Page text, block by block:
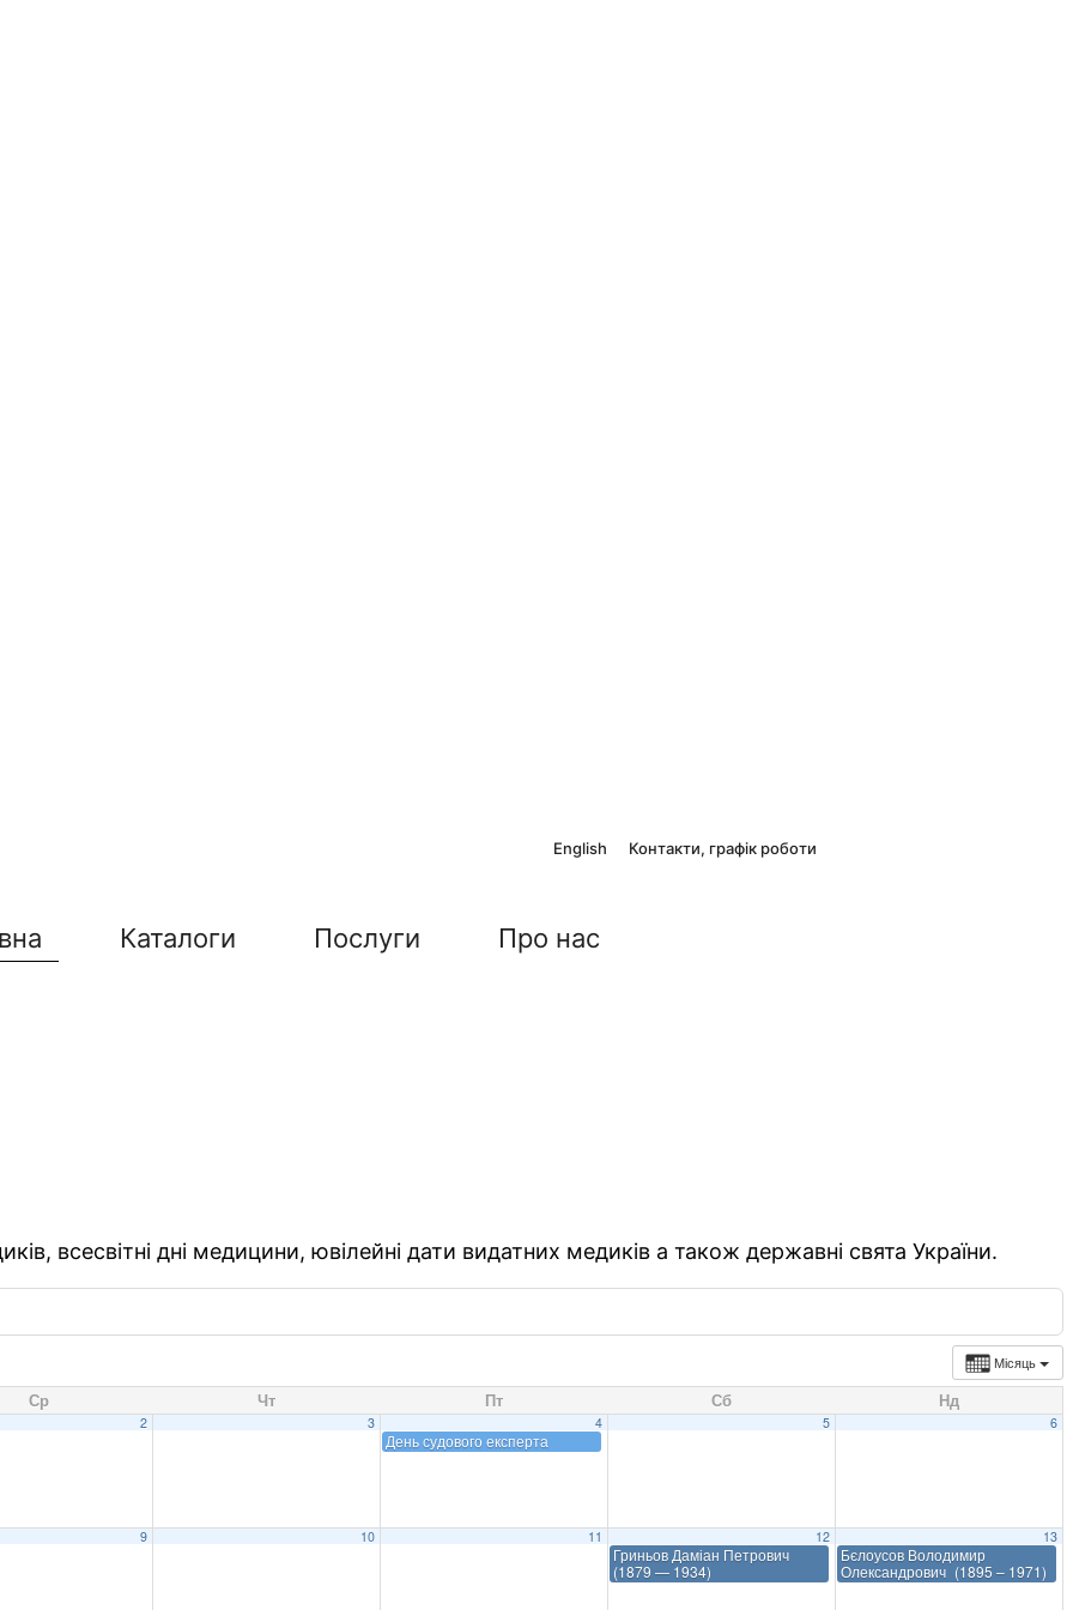
English Контакти, графік роботи
Каталоги Послуги Про нас
всесвітні дні медицини, ювілейні дати видатних медиків а також державні свята України.
Місяць
Ср Чт Пт Сб Нд
2 3 4
День судового експерта
5 6
9 10 11 12
Гриньов Даміан Петрович
(1879 — 1934)
13
Бєлоусов Володимир
Олександрович (1895 – 1971)